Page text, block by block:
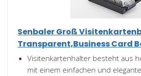
Senbaler Groß
Transparent,Business Card
Visitenkartenhalter besteht aus
mit einem einfachen und